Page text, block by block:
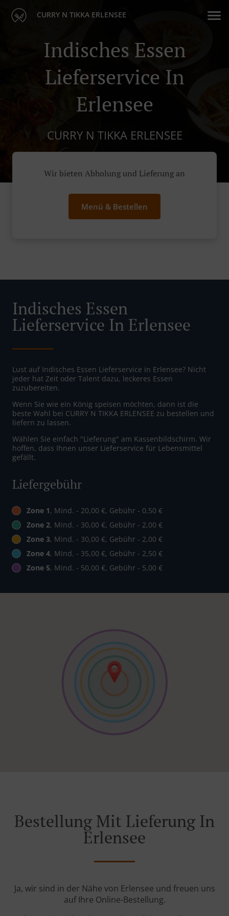
CURRY N TIKKA ERLENSEE
Indisches Essen
Lieferservice In
Erlensee
CURRY N TIKKA ERLENSEE
Wir bieten Abholung und Lieferung an
Menü & Bestellen
Indisches Essen
Lieferservice In Erlensee
Lust auf Indisches Essen Lieferservice in Erlensee? Nicht
jeder hat Zeit oder Talent dazu, leckeres Essen
zuzubereiten.
Wenn Sie wie ein König speisen möchten, dann ist die
beste Wahl bei CURRY N TIKKA ERLENSEE zu bestellen und
liefern zu lassen.
Wählen Sie einfach "Lieferung" am Kassenbildschirm. Wir
hoffen, dass Ihnen unser Lieferservice für Lebensmittel
gefällt.
Liefergebühr
Zone 1, Mind. - 20,00 €, Gebühr - 0,50 €
Zone 2, Mind. - 30,00 €, Gebühr - 2,00 €
Zone 3, Mind. - 30,00 €, Gebühr - 2,00 €
Zone 4, Mind. - 35,00 €, Gebühr - 2,50 €
Zone 5, Mind. - 50,00 €, Gebühr - 5,00 €
Bestellung Mit Lieferung In
Erlensee
Ja, wir sind in der Nähe von Erlensee und freuen uns
auf Ihre Online-Bestellung.